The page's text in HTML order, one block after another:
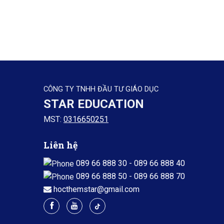
CÔNG TY TNHH ĐẦU TƯ GIÁO DỤC
STAR EDUCATION
MST: 0316650251
Liên hệ
089 66 888 30 - 089 66 888 40
089 66 888 50 - 089 66 888 70
hocthemstar@gmail.com